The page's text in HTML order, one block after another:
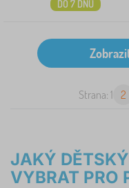
DO 7 DNŮ
Strana: 1 2
JAKÝ
VYBRAT PRO